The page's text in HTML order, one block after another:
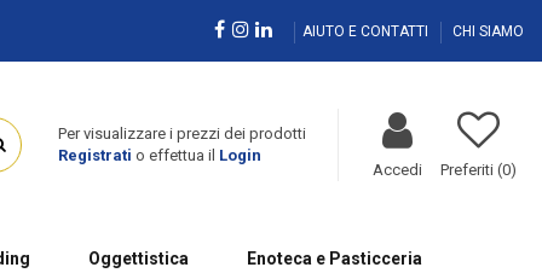
AIUTO E CONTATTI CHI SIAMO
Per visualizzare i prezzi dei prodotti
Registrati o effettua il Login
Accedi Preferiti (0)
Oggettistica Enoteca e Pasticceria